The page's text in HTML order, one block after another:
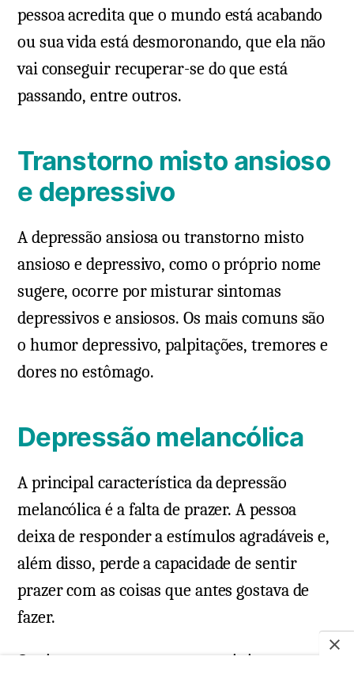
pessoa acredita que o mundo está acabando
ou sua vida está desmoronando, que ela não
vai conseguir recuperar-se do que está
passando, entre outros.
Transtorno misto ansioso
e depressivo
A depressão ansiosa ou transtorno misto
ansioso e depressivo, como o próprio nome
sugere, ocorre por misturar sintomas
depressivos e ansiosos. Os mais comuns são
o humor depressivo, palpitações, tremores e
dores no estômago.
Depressão melancólica
A principal característica da depressão
melancólica é a falta de prazer. A pessoa
deixa de responder a estímulos agradáveis e,
além disso, perde a capacidade de sentir
prazer com as coisas que antes gostava de
fazer.
Os sintomas costumam ser mais intensos